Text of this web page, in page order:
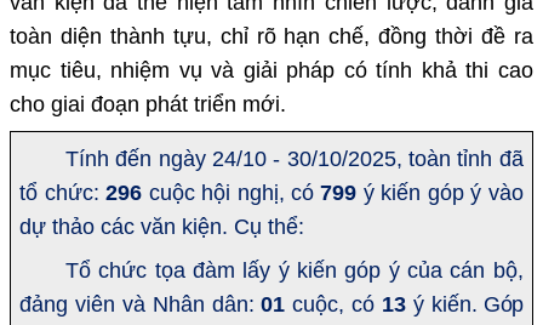
toàn diện thành tựu, chỉ rõ hạn chế, đồng thời đề ra
mục tiêu, nhiệm vụ và giải pháp có tính khả thi cao
cho giai đoạn phát triển mới.
Tính đến ngày 24/10 - 30/10/2025, toàn tỉnh đã
tổ chức:296 cuộc hội nghị, có799 ý kiến góp ý vào
dự thảo các văn kiện. Cụ thể:
Tổ chức tọa đàm lấy ý kiến góp ý của cán bộ,
đảng viên và Nhân dân:01 cuộc, có 13ý kiến. Góp